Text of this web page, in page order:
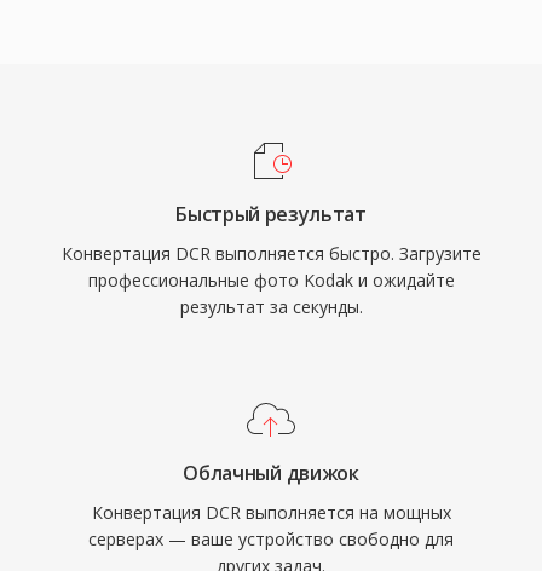
Быстрый результат
Конвертация DCR выполняется быстро. Загрузите
профессиональные фото Kodak и ожидайте
результат за секунды.
Облачный движок
Конвертация DCR выполняется на мощных
серверах — ваше устройство свободно для
других задач.